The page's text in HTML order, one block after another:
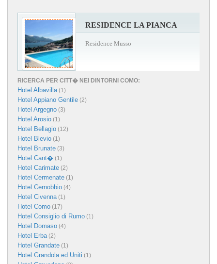
RESIDENCE LA PIANCA
Residence Musso
RICERCA PER CITT� NEI DINTORNI COMO:
Hotel Albavilla(1)
Hotel Appiano Gentile (2)
Hotel Argegno (3)
Hotel Arosio (1)
Hotel Bellagio (12)
Hotel Blevio (1)
Hotel Brunate (3)
Hotel Cant� (1)
Hotel Carimate (2)
Hotel Cermenate (1)
Hotel Cernobbio (4)
Hotel Civenna(1)
Hotel Como (17)
Hotel Consiglio di Rumo (1)
Hotel Domaso (4)
Hotel Erba(2)
Hotel Grandate (1)
Hotel Grandola ed Uniti (1)